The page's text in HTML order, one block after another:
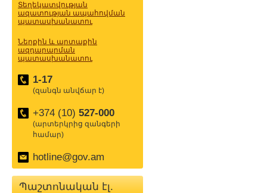
Տեղեկատվության
ազատության ապահովման
պատասխանատու
Ներքին և արտաքին
ազդարարման
պատասխանատու
1-17
(զանգն անվճար է)
+374 (10) 527-000
(արտերկրից զանգերի
համար)
hotline@gov.am
Պաշտոնական էլ.